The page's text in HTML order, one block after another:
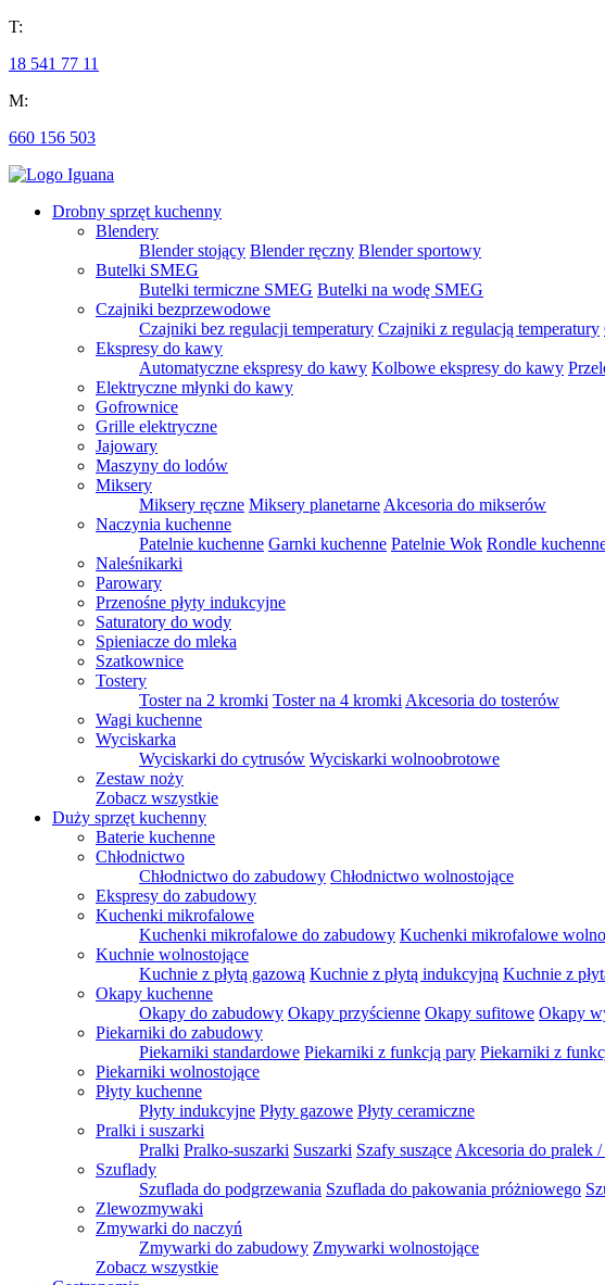
T:
18 541 77 11
M:
660 156 503
Drobny sprzęt kuchenny
Blendery
Blender stojący Blender ręczny Blender sportowy
Butelki SMEG
Butelki termiczne SMEG Butelki na wodę SMEG
Czajniki bezprzewodowe
Czajniki bez regulacji temperatury Czajniki z regulacją temperatury
Ekspresy do kawy
Automatyczne ekspresy do kawy Kolbowe ekspresy do kawy
Elektryczne młynki do kawy
Gofrownice
Grille elektryczne
Jajowary
Maszyny do lodów
Miksery
Miksery ręczne Miksery planetarne Akcesoria do mikserów
Naczynia kuchenne
Patelnie kuchenne Garnki kuchenne Patelnie Wok Rondle
Naleśnikarki
Parowary
Przenośne płyty indukcyjne
Saturatory do wody
Spieniacze do mleka
Szatkownice
Tostery
Toster na 2 kromki Toster na 4 kromki Akcesoria do tosterów
Wagi kuchenne
Wyciskarka
Wyciskarki do cytrusów Wyciskarki wolnoobrotowe
Zestaw noży
Zobacz wszystkie
Duży sprzęt kuchenny
Baterie kuchenne
Chłodnictwo
Chłodnictwo do zabudowy Chłodnictwo wolnostojące
Ekspresy do zabudowy
Kuchenki mikrofalowe
Kuchenki mikrofalowe do zabudowy Kuchenki mikrofalowe
Kuchnie wolnostojące
Kuchnie z płytą gazową Kuchnie z płytą indukcyjną Kuchnie z
Okapy kuchenne
Okapy do zabudowy Okapy przyścienne Okapy sufitowe Okapy
Piekarniki do zabudowy
Piekarniki standardowe Piekarniki z funkcją pary Piekarniki z
Piekarniki wolnostojące
Płyty kuchenne
Płyty indukcyjne Płyty gazowe Płyty ceramiczne
Pralki i suszarki
Pralki Pralko-suszarki Suszarki Szafy suszące Akcesoria do pralek /
Szuflady
Szuflada do podgrzewania Szuflada do pakowania próżniowego
Zlewozmywaki
Zmywarki do naczyń
Zmywarki do zabudowy Zmywarki wolnostojące
Zobacz wszystkie